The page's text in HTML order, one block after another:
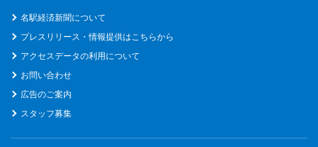
名駅経済新聞について
プレスリリース・情報提供はこちらから
アクセスデータの利用について
お問い合わせ
広告のご案内
スタッフ募集